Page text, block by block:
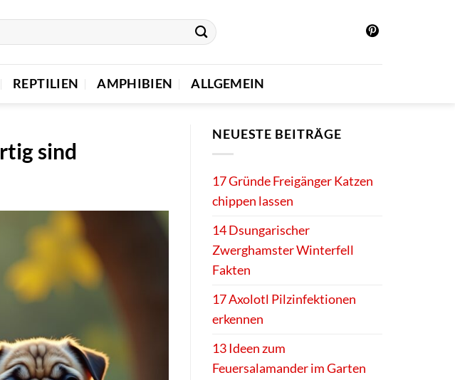
REPTILIEN AMPHIBIEN ALLGEMEIN
sind
NEUESTE BEITRÄGE
17 Gründe Freigänger Katzen
chippen lassen
14 Dsungarischer
Zwerghamster Winterfell
Fakten
17 Axolotl Pilzinfektionen
erkennen
13 Ideen zum
Feuersalamander im Garten